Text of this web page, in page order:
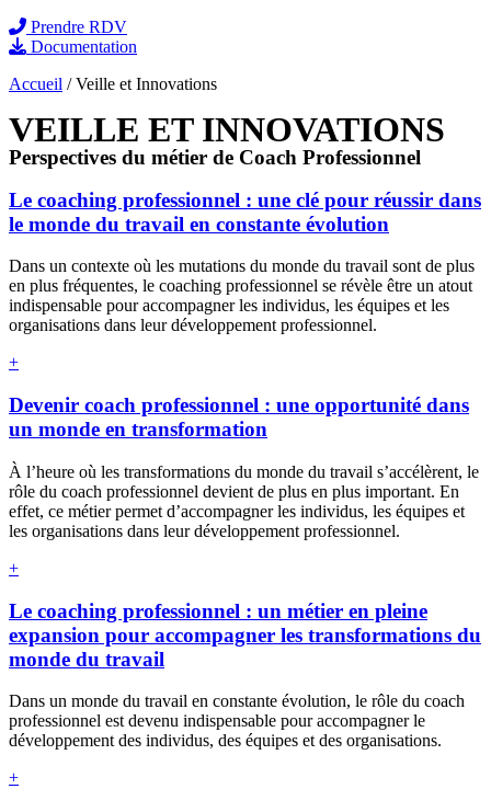
Prendre RDV
Documentation
Accueil /Veille et Innovations
VEILLE ET INNOVATIONS
Perspectives du métier de Coach Professionnel
Le coaching professionnel : une clé pour réussir dans
le monde du travail en constante évolution
Dans un contexte où les mutations du monde du travail sont de plus
en plus fréquentes, le coaching professionnel se révèle être un atout
indispensable pour accompagner les individus, les équipes et les
organisations dans leur développement professionnel.
+
Devenir coach professionnel : une opportunité dans
un monde en transformation
À l’heure où les transformations du monde du travail s’accélèrent, le
rôle du coach professionnel devient de plus en plus important. En
effet, ce métier permet d’accompagner les individus, les équipes et
les organisations dans leur développement professionnel.
+
Le coaching professionnel : un métier en pleine
expansion pour accompagner les transformations du
monde du travail
Dans un monde du travail en constante évolution, le rôle du coach
professionnel est devenu indispensable pour accompagner le
développement des individus, des équipes et des organisations.
+